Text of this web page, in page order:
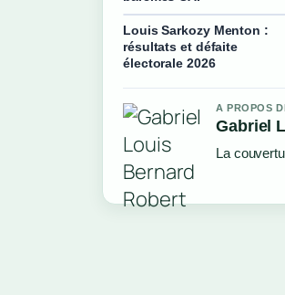
Louis Sarkozy Menton :
résultats et défaite
électorale 2026
A PROPOS
Gabriel
La